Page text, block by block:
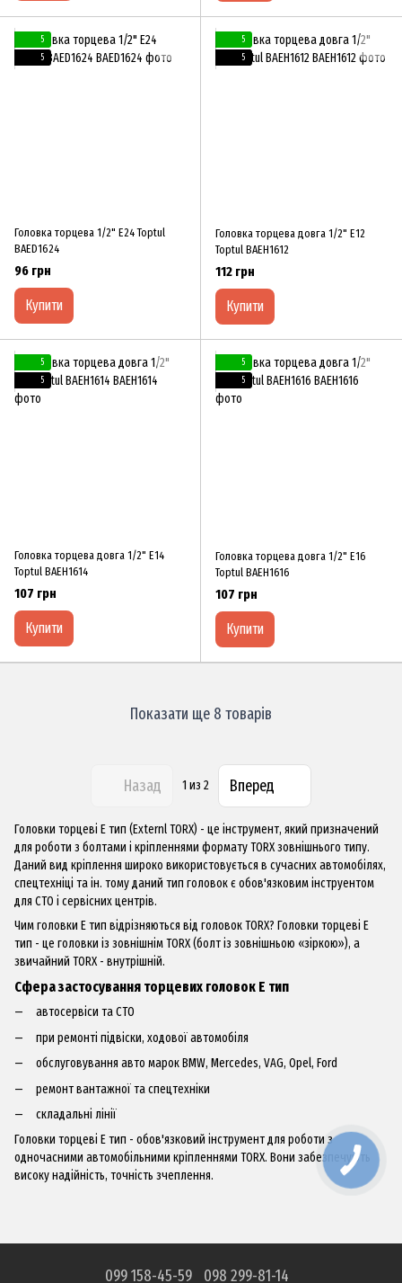
5
5
Головка торцева 1/2" E24 Toptul
BAED1624
96 грн
Купити
5
5
Головка торцева довга 1/2" E12
Toptul BAEH1612
112 грн
Купити
5
5
Головка торцева довга 1/2" E14
Toptul BAEH1614
107 грн
Купити
5
5
Головка торцева довга 1/2" E16
Toptul BAEH1616
107 грн
Купити
Показати ще 8 товарів
Назад 1 из 2 Вперед
Головки торцеві Е тип (Externl TORX) - це інструмент, який призначений
для роботи з болтами і кріпленнями формату TORX зовнішнього типу.
Даний вид кріплення широко використовується в сучасних автомобілях,
спецтехніці та ін. тому даний тип головок є обов'язковим інструентом
для СТО і сервісних центрів.
Чим головки Е тип відрізняються від головок TORX? Головки торцеві Е
тип - це головки із зовнішнім TORX (болт із зовнішньою «зіркою»), а
звичайний TORX - внутрішній.
Сфера застосування торцевих головок Е тип
автосервіси та СТО
при ремонті підвіски, ходової автомобіля
обслуговування авто марок BMW, Mercedes, VAG, Opel, Ford
ремонт вантажної та спецтехніки
складальні лінії
Головки торцеві Е тип - обов'язковий інструмент для роботи з
одночасними автомобільними кріпленнями TORX. Вони забезпечують
високу надійність, точність зчеплення.
099 158-45-59 098 299-81-14